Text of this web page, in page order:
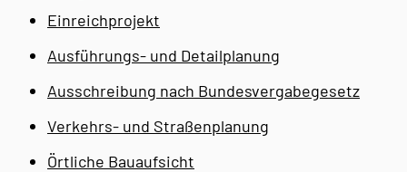
Einreichprojekt
Ausführungs- und Detailplanung
Ausschreibung nach Bundesvergabegesetz
Verkehrs- und Straßenplanung
Örtliche Bauaufsicht